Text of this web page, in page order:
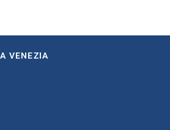
VENEZIA